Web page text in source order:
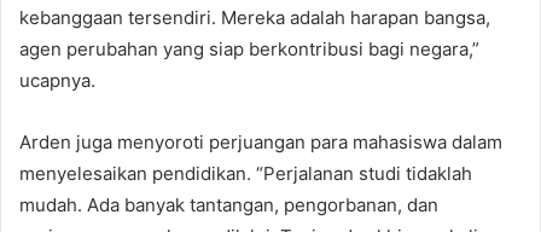
kebanggaan tersendiri. Mereka adalah harapan bangsa,
agen perubahan yang siap berkontribusi bagi negara,”
ucapnya.
Arden juga menyoroti perjuangan para mahasiswa dalam
menyelesaikan pendidikan. “Perjalanan studi tidaklah
mudah. Ada banyak tantangan, pengorbanan, dan